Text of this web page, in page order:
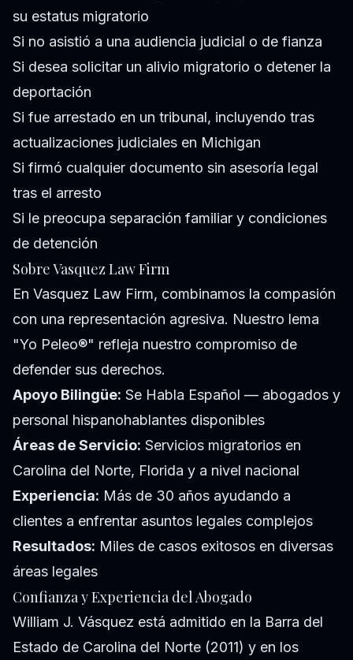
su estatus migratorio
Si no asistió a una audiencia judicial o de fianza
Si desea solicitar un alivio migratorio o detener la
deportación
Si fue arrestado en un tribunal, incluyendo tras
actualizaciones judiciales en Michigan
Si firmó cualquier documento sin asesoría legal
tras el arresto
Si le preocupa separación familiar y condiciones
de detención
Sobre Vasquez Law Firm
En Vasquez Law Firm, combinamos la compasión
con una representación agresiva. Nuestro lema
"Yo Peleo®" refleja nuestro compromiso de
defender sus derechos.
Apoyo Bilingüe: Se Habla Español — abogados y
personal hispanohablantes disponibles
Áreas de Servicio: Servicios migratorios en
Carolina del Norte, Florida y a nivel nacional
Experiencia: Más de 30 años ayudando a
clientes a enfrentar asuntos legales complejos
Resultados: Miles de casos exitosos en diversas
áreas legales
Confianza y Experiencia del Abogado
William J. Vásquez está admitido en la Barra del
Estado de Carolina del Norte (2011) y en los